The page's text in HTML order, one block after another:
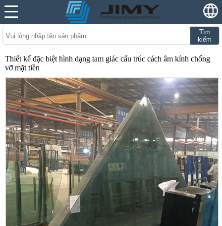
Tìm
kiếm
Thiết kế đặc biệt hình dạng tam giác cấu trúc cách âm kính chống
vỡ mặt tiền